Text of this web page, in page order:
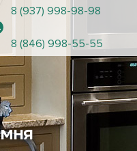
8 (937) 998-98-98
8 (846) 998-55-55